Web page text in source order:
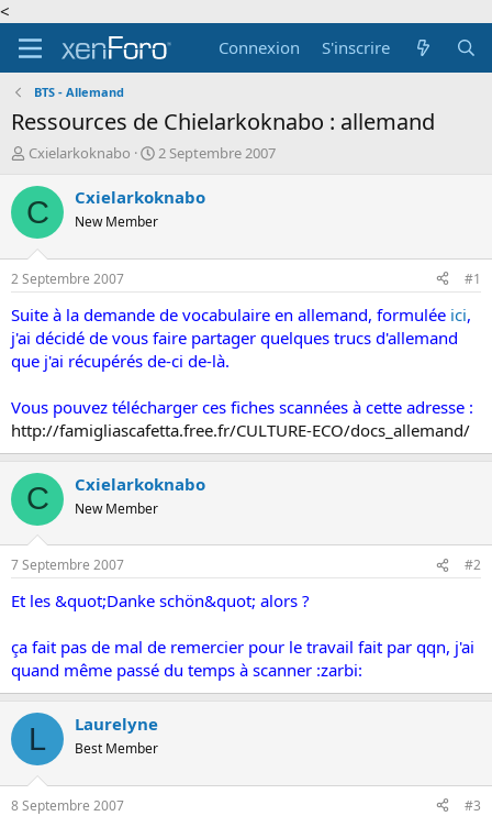
<
Connexion
S'inscrire
BTS - Allemand
Ressources de Chielarkoknabo : allemand
A
t
e
r
d
e
l
a
d
i
c
u
s
s
i
o
n
Cxielarkoknabo
D
t
é
b
u
t
2 Septembre 2007
C Cxielarkoknabo
New Member
2 Septembre 2007 #1
Suite à la demande de vocabulaire en allemand, formulée ici,
j'ai décidé de vous faire partager quelques trucs d'allemand
que j'ai récupérés de-ci de-là.
Vous pouvez télécharger ces fiches scannées à cette adresse :
http://famigliascafetta.free.fr/CULTURE-ECO/docs_allemand/
C Cxielarkoknabo
New Member
7 Septembre 2007 #2
Et les &quot;Danke schön&quot; alors ?
ça fait pas de mal de remercier pour le travail fait par qqn, j'ai
quand même passé du temps à scanner :zarbi:
L Laurelyne
Best Member
8 Septembre 2007 #3